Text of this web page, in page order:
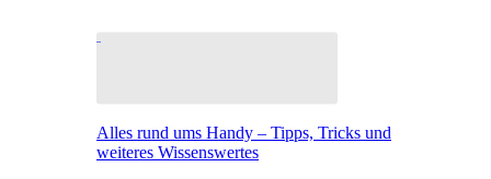
Alles rund ums Handy – Tipps, Tricks und
weiteres Wissenswertes